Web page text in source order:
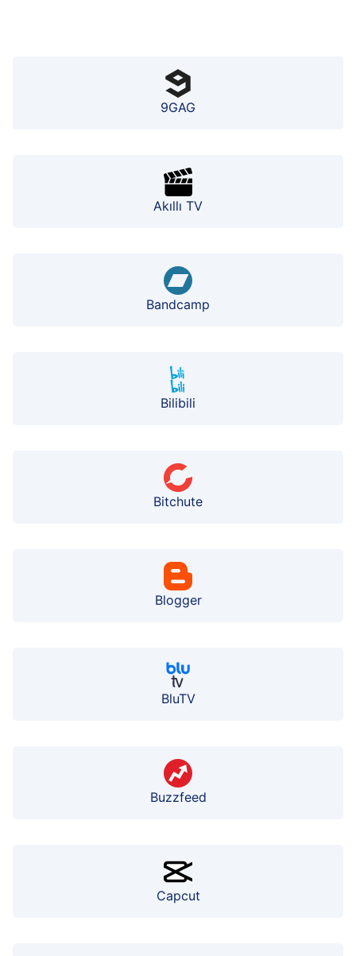
9GAG
Akıllı TV
Bandcamp
Bilibili
Bitchute
Blogger
BluTV
Buzzfeed
Capcut